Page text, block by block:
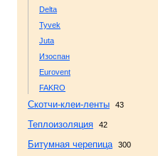
Delta
Tyvek
Juta
Изоспан
Eurovent
FAKRO
Скотчи-клеи-ленты 43
Теплоизоляция 42
Битумная черепица 300